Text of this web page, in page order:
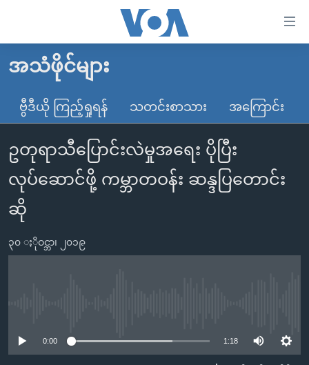
လွယ်ကူ
သည့်
များ
ပင်မ
အကြောင်းအရာ
ကျော်
ကြည့်
မူလစာမျက်နှာ
မြန်မာ
ကမ္ဘာ့သတင်းများ
နိုင်ငံတကာ
အမေရိကန်
တရုတ်
အစ္စရေး-ပါလက်စတိုင်း
ဗွီဒီယို
သတင်းလွတ်လပ်ခွင့်
ရပ်ဝန်းတခု လမ်းတခု အလွန်
အင်္ဂလိပ်စာလေ့လာမယ်
အမေရိကန်သုံးအီဒီယံ
အပတ်စဉ်ကဏ္ဍများ
အသံဖိုင်များ
ဗွီဒီယို ကြည့်ရှုရန် သတင်းစာသား အကြောင်း
ဥတုရာသီပြောင်းလဲမှုအရေး ပိုပြီး
လုပ်ဆောင်ဖို့ ကမ္ဘာတဝန်း ဆန္ဒပြတောင်း
ဆို
၃၀ ႏိုဝင္ဘာ၊ ၂၀၁၉
0:00 1:18